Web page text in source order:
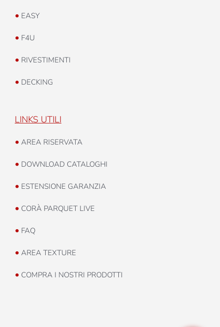
• EASY
• F4U
• RIVESTIMENTI
• DECKING
LINKS UTILI
• AREA RISERVATA
• DOWNLOAD CATALOGHI
• ESTENSIONE GARANZIA
• CORÀ PARQUET LIVE
• FAQ
• AREA TEXTURE
• COMPRA I NOSTRI PRODOTTI